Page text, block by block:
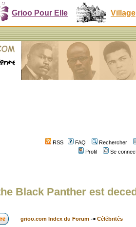
Grioo Pour Elle Village
RSS FAQ
Rechercher
Profil
Se
Black Panther est
grioo.com Index du Forum -> Célébrités